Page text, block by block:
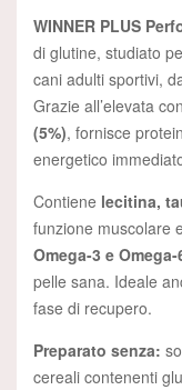
WINNER PLUS
di glutine, studiato
cani adulti sportivi,
Grazie all’elevata
(5%), fornisce
energetico
Contiene lecitina,
funzione muscolare
Omega-3 e Omega-
pelle sana. Ideale
fase di recupero.
Preparato senza:
cereali contenenti